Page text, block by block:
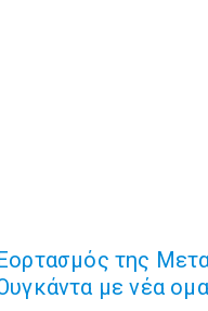
της
με νέα